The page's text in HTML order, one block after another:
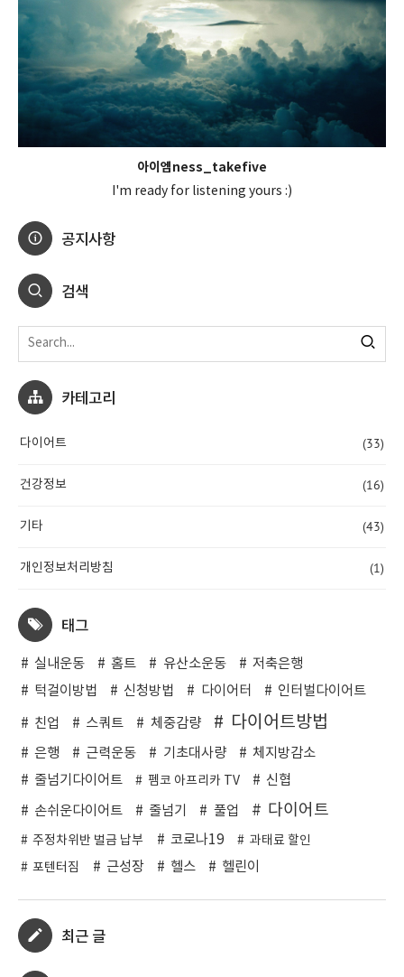
아이엠ness_takefive
I'm ready for listening yours :)
공지사항
검색
카테고리
다이어트 (33)
건강정보 (16)
기타 (43)
개인정보처리방침 (1)
태그
실내운동 홈트 유산소운동
저축은행
턱걸이방법
신청방법 다이어터 인터벌다이어트
친업 스쿼트 체중감량 다이어트방법
은행 근력운동 기초대사량
체지방감소
줄넘기다이어트
펨코 아프리카 TV
신협
손쉬운다이어트
줄넘기 풀업 다이어트
주정차위반 벌금 납부 코로나19
과태료 할인
포텐터짐
근성장 헬스 헬린이
최근 글